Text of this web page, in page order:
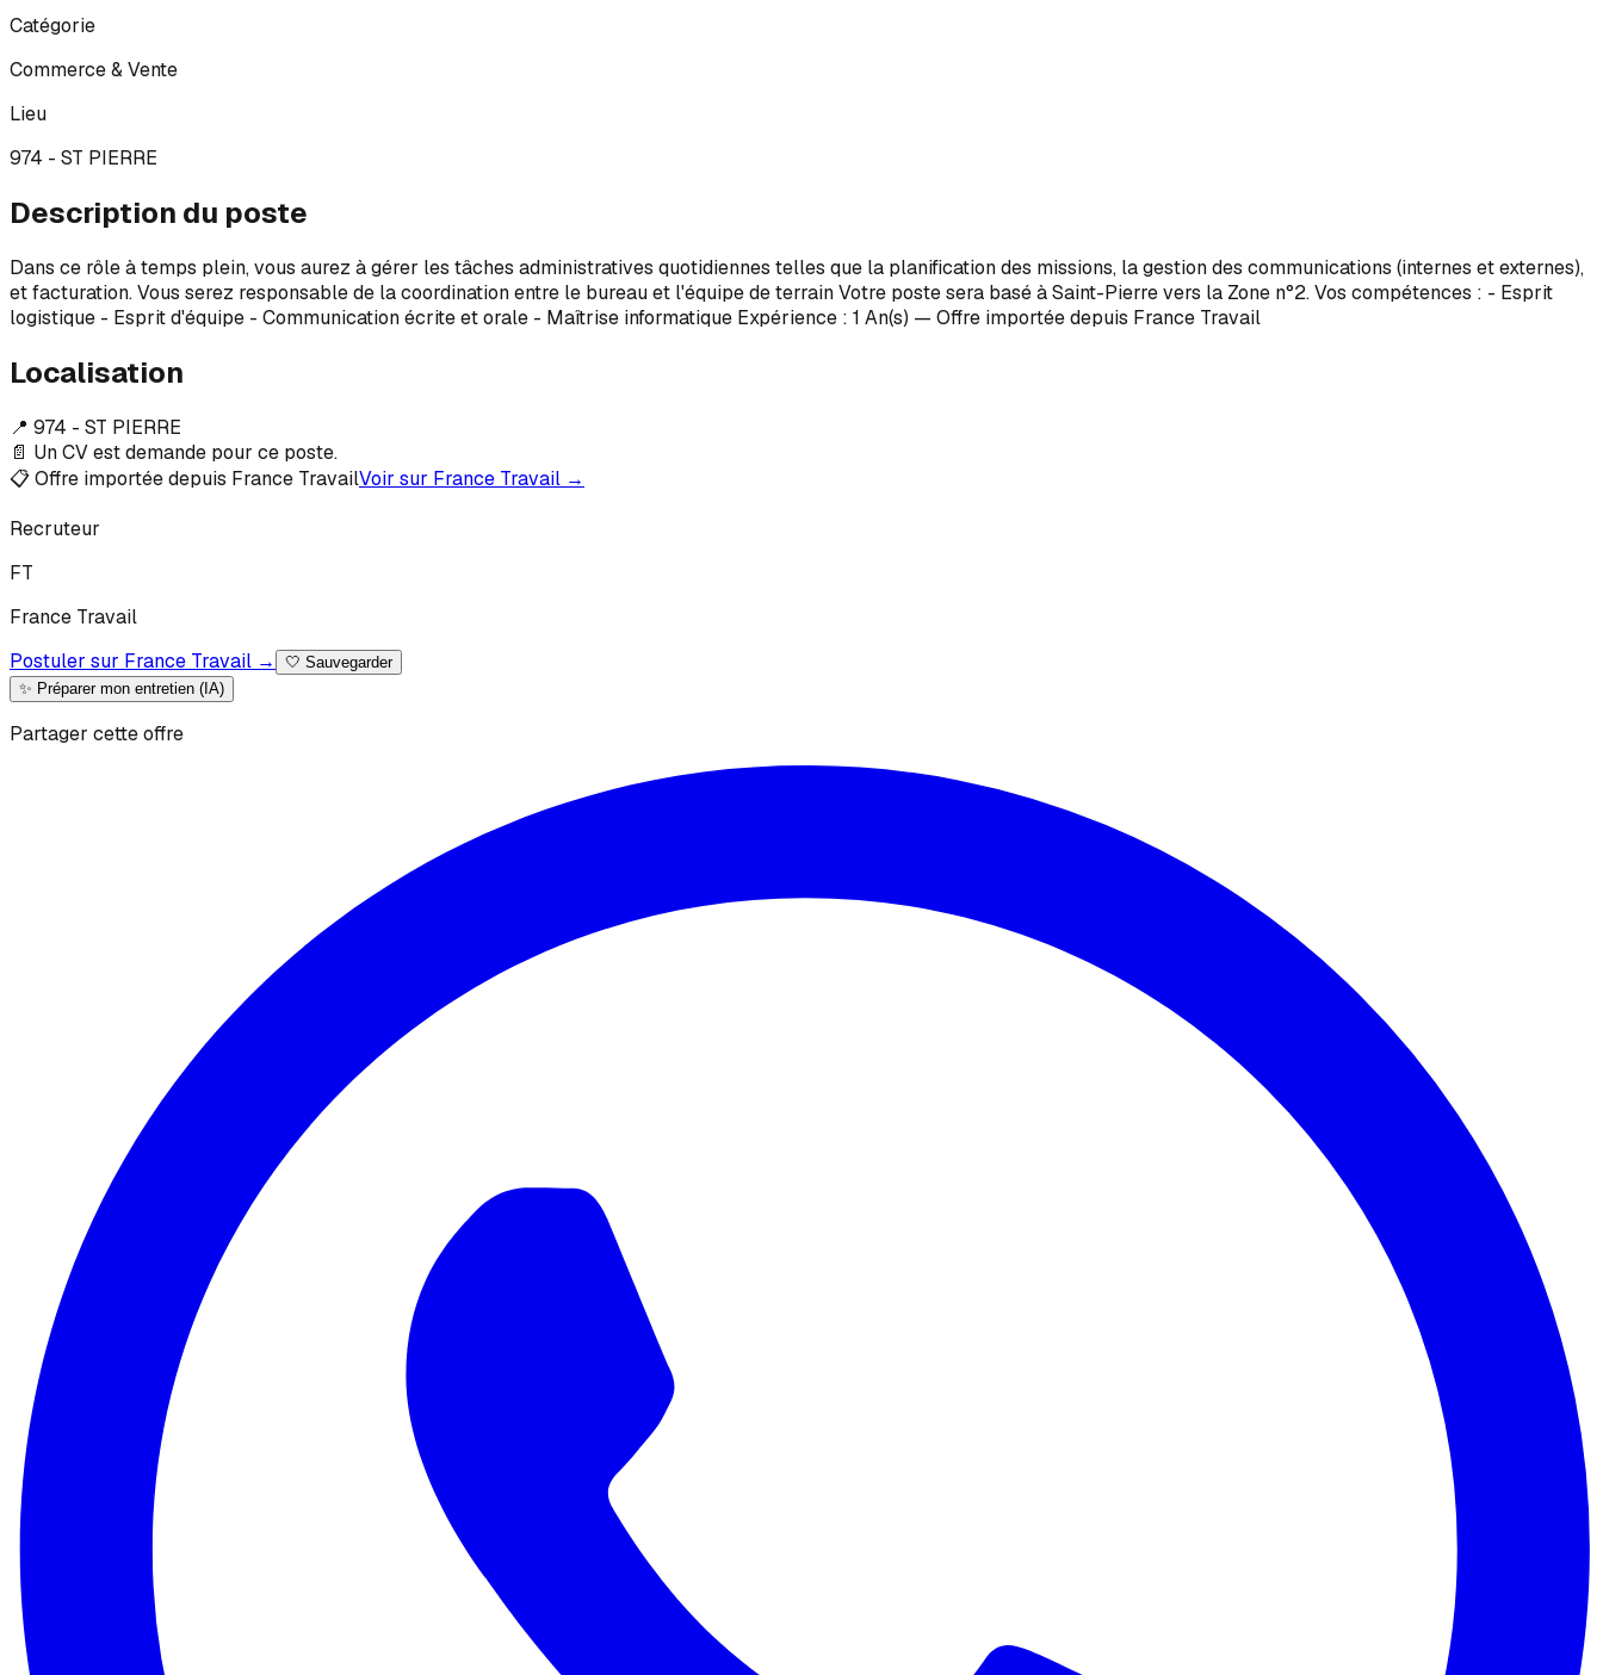
Catégorie
Commerce & Vente
Lieu
974 - ST PIERRE
Description du poste
Dans ce rôle à temps plein, vous aurez à gérer les tâches administratives quotidiennes telles que la planification des missions, la gestion des communications (internes et externes),
et facturation. Vous serez responsable de la coordination entre le bureau et l'équipe de terrain Votre poste sera basé à Saint-Pierre vers la Zone n°2. Vos compétences : - Esprit
logistique - Esprit d'équipe - Communication écrite et orale - Maîtrise informatique Expérience : 1 An(s) — Offre importée depuis France Travail
Localisation
📍 974 - ST PIERRE
📄 Un CV est demande pour ce poste.
📋 Offre importée depuis France TravailVoir sur France Travail →
Recruteur
FT
France Travail
Postuler sur France Travail →
🤍 Sauvegarder
✨ Préparer mon entretien (IA)
Partager cette offre